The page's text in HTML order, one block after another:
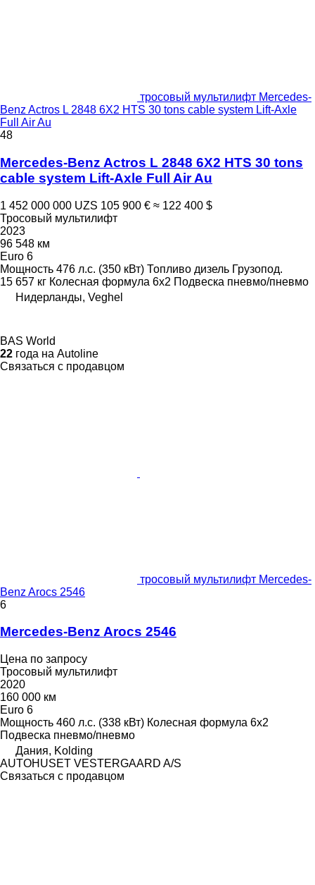
тросовый мультилифт Mercedes-
Benz Actros L 2848 6X2 HTS 30 tons cable system Lift-Axle
Full Air Au
48
Mercedes-Benz Actros L 2848 6X2 HTS 30 tons
cable system Lift-Axle Full Air Au
1 452 000 000 UZS 105 900 € ≈ 122 400 $
Тросовый мультилифт
2023
96 548 км
Euro 6
Мощность 476 л.с. (350 кВт) Топливо дизель Грузопод.
15 657 кг Колесная формула 6x2 Подвеска пневмо/пневмо
Нидерланды, Veghel
BAS World
22 года на Autoline
Связаться с продавцом
тросовый мультилифт Mercedes-
Benz Arocs 2546
6
Mercedes-Benz Arocs 2546
Цена по запросу
Тросовый мультилифт
2020
160 000 км
Euro 6
Мощность 460 л.с. (338 кВт) Колесная формула 6x2
Подвеска пневмо/пневмо
Дания, Kolding
AUTOHUSET VESTERGAARD A/S
Связаться с продавцом